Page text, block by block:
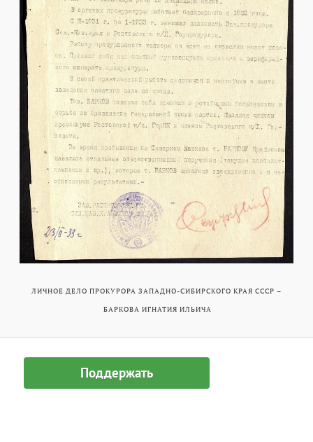
ЛИЧНОЕ ДЕЛО ПРОКУРОРА ЗАПАДНО-СИБИРСКОГО КРАЯ СССР –
БАРКОВА ИГНАТИЯ ИЛЬИЧА
Поддержать